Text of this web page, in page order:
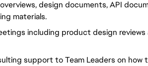
design documents, API
materials.
including product design
support to Team Leaders on how